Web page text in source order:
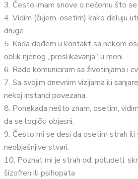
3. Često imam snove o nečemu što
4. Vidim (čujem, osetim) kako deluju
druge.
5. Kada dođem u kontakt sa nekom
oblik njenog „preslikavanja“ u meni.
6. Rado komuniciram sa životinjama i
7. Sa svojim dnevnim vizijama ili
nekoj instanci povezana.
8. Ponekada nešto znam, osetim,
da se logički objasni.
9. Često mi se desi da osetim strah
neobjašnjive stvari.
10. Poznat mi je strah od: poludeti,
šizofren ili psihopata